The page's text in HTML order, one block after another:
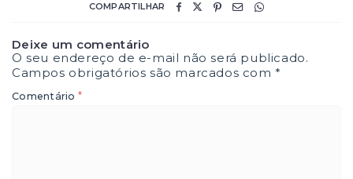
COMPARTILHAR
Deixe um comentário
O seu endereço de e-mail não será publicado.
Campos obrigatórios são marcados com*
Comentário *